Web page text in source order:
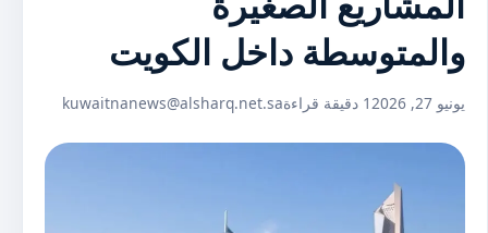
والمتوسطة داخل الكويت
يونيو 27, 2026 1 دقيقة قراءة kuwaitnanews@alsharq.net.sa